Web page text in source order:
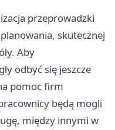
przeprowadzki
skutecznej
Aby
odbyć się jeszcze
pomoc firm
będą mogli
między innymi w